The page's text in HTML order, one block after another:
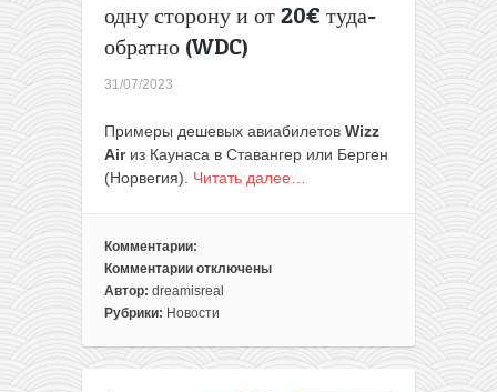
одну сторону и от 20€ туда-
обратно (WDC)
31/07/2023
Примеры дешевых авиабилетов Wizz
Air из Каунаса в Ставангер или Берген
(Норвегия). Читать далее…
Комментарии:
Комментарии
к
записи
фьорды!
отключены
Автор: dreamisreal
Рубрики: Новости